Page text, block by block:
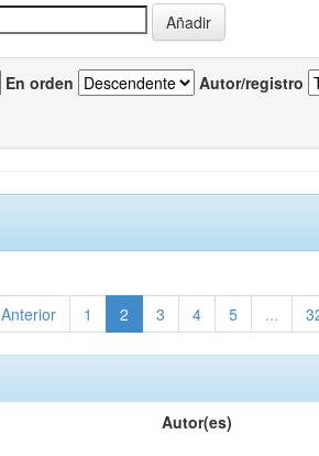
En orden Autor/registro
Anterior 1 2 3 4 5 ...
Autor(es)